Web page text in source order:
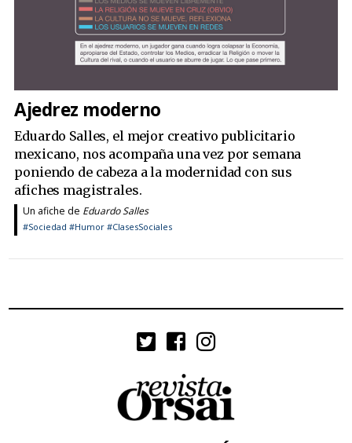
Ajedrez moderno
Eduardo Salles, el mejor creativo publicitario
mexicano, nos acompaña una vez por semana
poniendo de cabeza a la modernidad con sus
afiches magistrales.
Un afiche de Eduardo Salles
#Sociedad #Humor #ClasesSociales